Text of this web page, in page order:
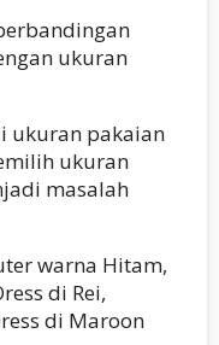
ukuran
ukuran pakaian
ukuran
masalah
warna Hitam,
di Rei,
di Maroon